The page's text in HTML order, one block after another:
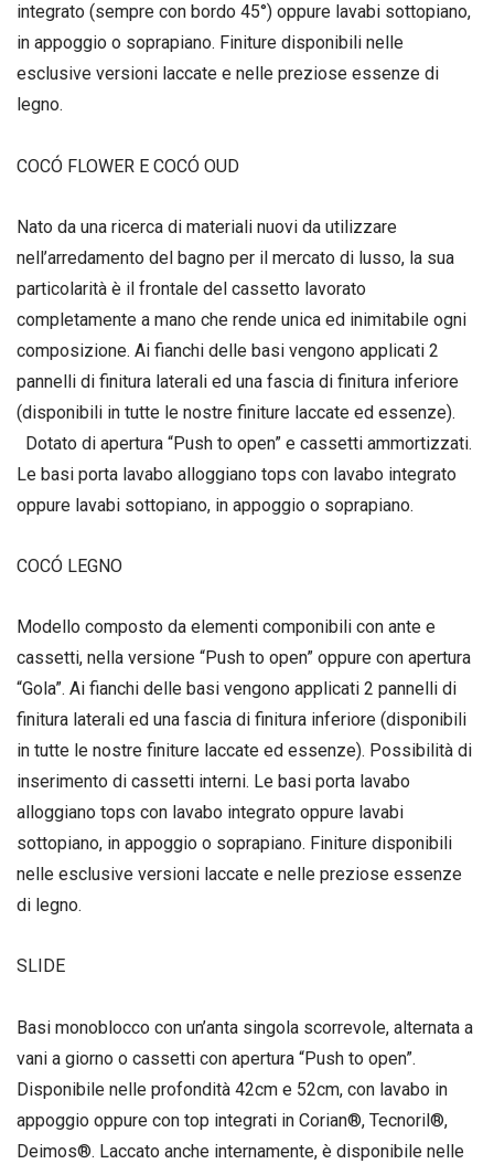
integrato (sempre con bordo 45°) oppure lavabi sottopiano,
in appoggio o soprapiano. Finiture disponibili nelle
esclusive versioni laccate e nelle preziose essenze di
legno.
COCÓ FLOWER E COCÓ OUD
Nato da una ricerca di materiali nuovi da utilizzare
nell’arredamento del bagno per il mercato di lusso, la sua
particolarità è il frontale del cassetto lavorato
completamente a mano che rende unica ed inimitabile ogni
composizione. Ai fianchi delle basi vengono applicati 2
pannelli di finitura laterali ed una fascia di finitura inferiore
(disponibili in tutte le nostre finiture laccate ed essenze).
Dotato di apertura “Push to open” e cassetti ammortizzati.
Le basi porta lavabo alloggiano tops con lavabo integrato
oppure lavabi sottopiano, in appoggio o soprapiano.
COCÓ LEGNO
Modello composto da elementi componibili con ante e
cassetti, nella versione “Push to open” oppure con apertura
“Gola”. Ai fianchi delle basi vengono applicati 2 pannelli di
finitura laterali ed una fascia di finitura inferiore (disponibili
in tutte le nostre finiture laccate ed essenze). Possibilità di
inserimento di cassetti interni. Le basi porta lavabo
alloggiano tops con lavabo integrato oppure lavabi
sottopiano, in appoggio o soprapiano. Finiture disponibili
nelle esclusive versioni laccate e nelle preziose essenze
di legno.
SLIDE
Basi monoblocco con un’anta singola scorrevole, alternata a
vani a giorno o cassetti con apertura “Push to open”.
Disponibile nelle profondità 42cm e 52cm, con lavabo in
appoggio oppure con top integrati in Corian®, Tecnoril®,
Deimos®. Laccato anche internamente, è disponibile nelle